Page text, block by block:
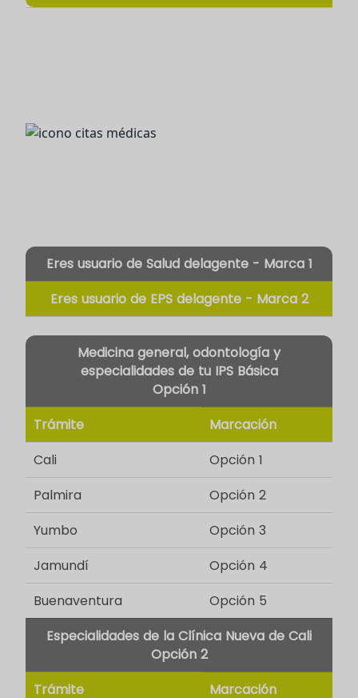
Eres usuario de Salud delagente - Marca 1
Eres usuario de EPS delagente - Marca 2
Medicina general, odontología y
especialidades de tu IPS Básica
Opción 1
Trámite
Marcación
Cali
Opción 1
Palmira
Opción 2
Yumbo
Opción 3
Jamundí
Opción 4
Buenaventura
Opción 5
Especialidades de la Clínica Nueva de Cali
Opción 2
Trámite
Marcación